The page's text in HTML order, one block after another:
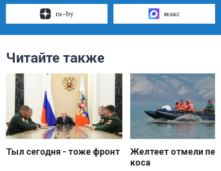
ru–by макс
Читайте также
Тыл сегодня - тоже фронт
Желтеет отмели
коса